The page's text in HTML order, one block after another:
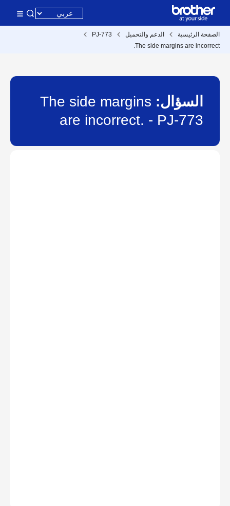
الصفحة الرئيسية الدعم والتحميل
PJ-773
The side margins are incorrect.
السؤال:
The side margins
are incorrect. - PJ-773